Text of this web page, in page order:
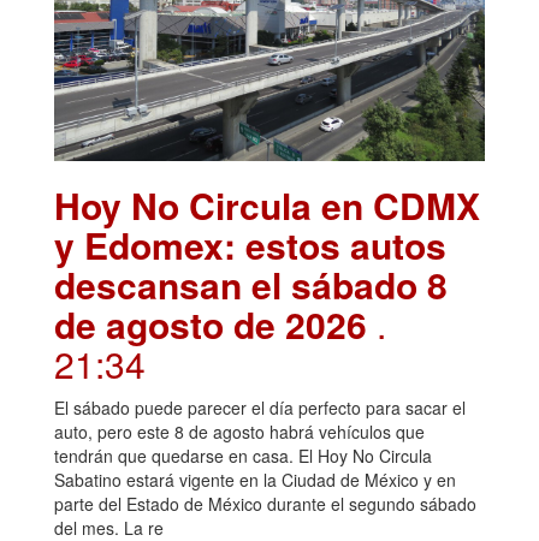
Hoy No Circula en CDMX
y Edomex: estos autos
descansan el sábado 8
de agosto de 2026 .
21:34
El sábado puede parecer el día perfecto para sacar el
auto, pero este 8 de agosto habrá vehículos que
tendrán que quedarse en casa. El Hoy No Circula
Sabatino estará vigente en la Ciudad de México y en
parte del Estado de México durante el segundo sábado
del mes. La re